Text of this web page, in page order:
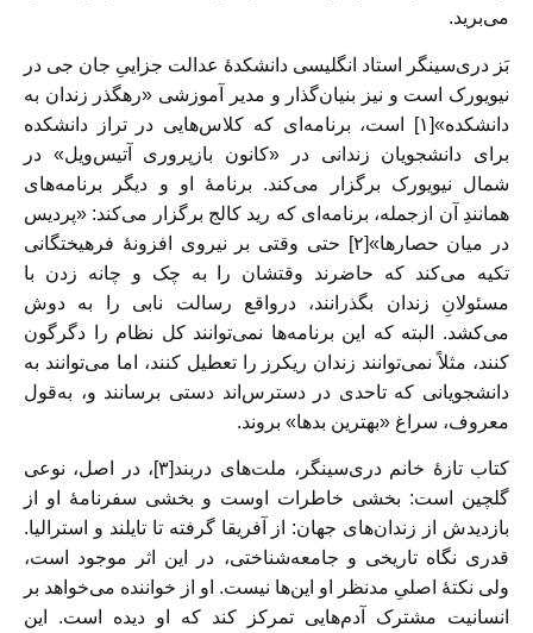
می‌برید.
بَز دری‌سینگر استاد انگلیسی دانشکدۀ عدالت جزاییِ جان جی در
نیویورک است و نیز بنیان‌گذار و مدیر آموزشی «رهگذر زندان به
دانشکده»[۱] است، برنامه‌ای که کلاس‌هایی در تراز دانشکده
برای دانشجویان زندانی در «کانون بازپروری آتیس‌ویل» در
شمال نیویورک برگزار می‌کند. برنامۀ او و دیگر برنامه‌های
همانندِ آن ازجمله، برنامه‌ای که رید کالج برگزار می‌کند: «پردیس
در میان حصارها»[۲] حتی وقتی بر نیروی افزونۀ فرهیختگانی
تکیه می‌کند که حاضر‌ند وقتشان را به چک‌ و چانه‌ زدن با
مسئولانِ زندان بگذرانند، درواقع رسالت نابی را به‌ دوش‌
می‌کشد. البته که این برنامه‌ها نمی‌توانند کل نظام را دگرگون
کنند، مثلاً نمی‌توانند زندان ریکرز را تعطیل کنند، اما می‌توانند به
دانشجویانی که تاحدی در دسترس‌اند دستی برسانند و، به‌قول
معروف، سراغ «بهترین بدها» بروند.
کتاب تازۀ خانم دری‌سینگر، ملت‌های دربند[۳]، در اصل، نوعی
گلچین است: بخشی خاطرات اوست و بخشی سفرنامۀ او از
بازدیدش از زندان‌های جهان: از آفریقا گرفته تا تایلند و استرالیا.
قدری نگاه تاریخی و جامعه‌شناختی، در این اثر موجود است،
ولی نکتۀ اصلیِ مدنظر او این‌ها نیست. او از خواننده می‌خواهد بر
انسانیت مشترک آدم‌هایی تمرکز کند که او دیده‌ است. این